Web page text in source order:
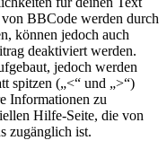
BBCode werden durch
können jedoch auch
deaktiviert werden.
jedoch werden
spitzen („<“ und „>“)
Informationen zu
Hilfe-Seite, die von
zugänglich ist.